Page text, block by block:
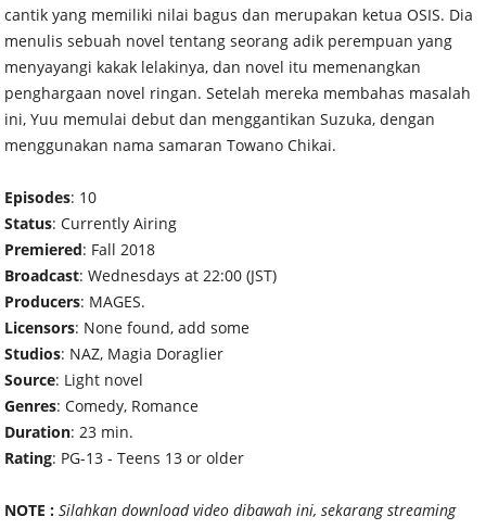
cantik yang memiliki nilai bagus dan merupakan ketua OSIS. Dia
menulis sebuah novel tentang seorang adik perempuan yang
menyayangi kakak lelakinya, dan novel itu memenangkan
penghargaan novel ringan. Setelah mereka membahas masalah
ini, Yuu memulai debut dan menggantikan Suzuka, dengan
menggunakan nama samaran Towano Chikai.
Episodes: 10
Status: Currently Airing
Premiered: Fall 2018
Broadcast: Wednesdays at 22:00 (JST)
Producers: MAGES.
Licensors: None found, add some
Studios: NAZ, Magia Doraglier
Source: Light novel
Genres: Comedy, Romance
Duration: 23 min.
Rating: PG-13 - Teens 13 or older
NOTE :Silahkan download video dibawah ini, sekarang streaming